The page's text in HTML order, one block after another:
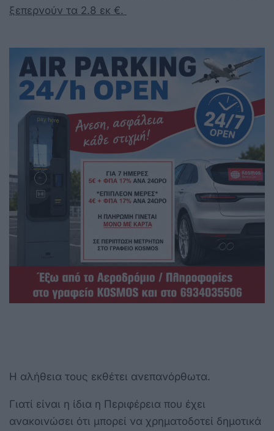
ξεπερνούν τα 2.8 εκ €.
Η αλήθεια τους εκθέτει ανεπανόρθωτα.
Γιατί είναι η ίδια η Περιφέρεια που έχει
ανακοινώσει ότι μπορεί να χρηματοδοτεί δημοτικά